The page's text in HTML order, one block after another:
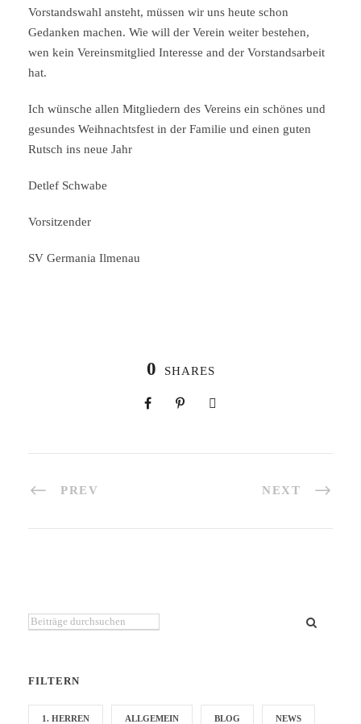
Vorstandswahl ansteht, müssen wir uns heute schon
Gedanken machen. Wie will der Verein weiter bestehen,
wen kein Vereinsmitglied Interesse and der Vorstandsarbeit
hat.
Ich wünsche allen Mitgliedern des Vereins ein schönes und
gesundes Weihnachtsfest in der Familie und einen guten
Rutsch ins neue Jahr
Detlef Schwabe
Vorsitzender
SV Germania Ilmenau
0 SHARES
PREV NEXT
Du suchst etwas bestimmtes?
FILTERN
1. HERREN ALLGEMEIN BLOG NEWS